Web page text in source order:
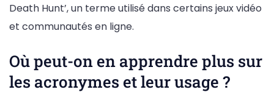
Death Hunt’, un terme utilisé dans certains jeux vidéo
et communautés en ligne.
Où peut-on en apprendre plus sur
les acronymes et leur usage ?